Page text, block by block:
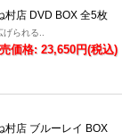
村店 DVD BOX 全5枚
られる..
価格: 23,650円(税込)
村店 ブルーレイ BOX